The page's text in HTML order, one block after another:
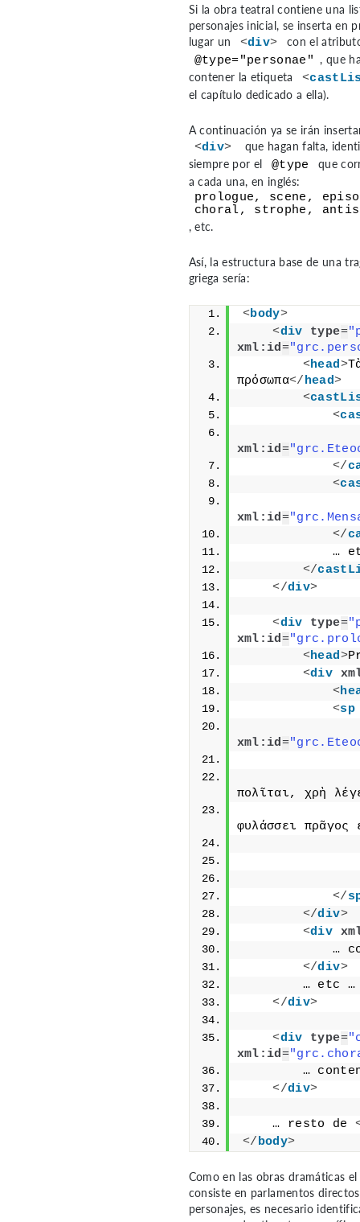
Si la obra teatral contiene una
personajes inicial, se inserta en
lugar un
<div> con el
@type="personae" , que
contener la etiqueta
<
el capítulo dedicado a ella).
A continuación ya se irán
<div>
que hagan falta,
siempre por el
@type
que
a cada una, en inglés:
prologue, scene,
choral, strophe,
, etc.
Así, la estructura base de una
griega sería:
<body>
<div type=
xml:id=
<head>
πρόσωπα</head>
<
<
xml:id=
</
<
xml:id=
</
…
</
</div>
<div type=
xml:id=
<head>
<div
<
<sp
xml:id=
πολῖται, χρὴ
φυλάσσει πρᾶγος
</
</div>
<div
…
</div>
        … etc …
</div>
<div type=
xml:id=
…
</div>
    … resto de
</body>
Como en las obras dramáticas
consiste en parlamentos
personajes, es necesario